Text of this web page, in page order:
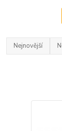
Nejnovější